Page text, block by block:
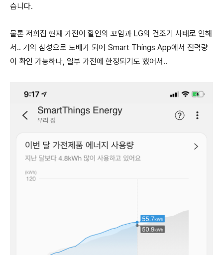
습니다.
물론 저희집 현재 가전이 할인의 꼬임과 LG의 건조기 사태로 인해
서.. 거의 삼성으로 도배가 되어 Smart Things App에서 전력량
이 확인 가능하나, 일부 가전에 한정되기도 했어서..